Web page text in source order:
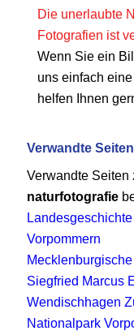
Die unerlaubte
Fotografien ist
Wenn Sie ein
uns einfach eine
helfen Ihnen
Verwandte
Verwandte Seiten
naturfotografie
Vorpommern
Siegfried Marcus
Wendischhagen
Nationalpark